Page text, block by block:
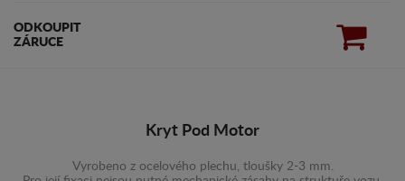
ODKOUPIT
ZÁRUCE
Kryt Pod Motor
Vyrobeno z ocelového plechu, tloušky 2-3 mm.